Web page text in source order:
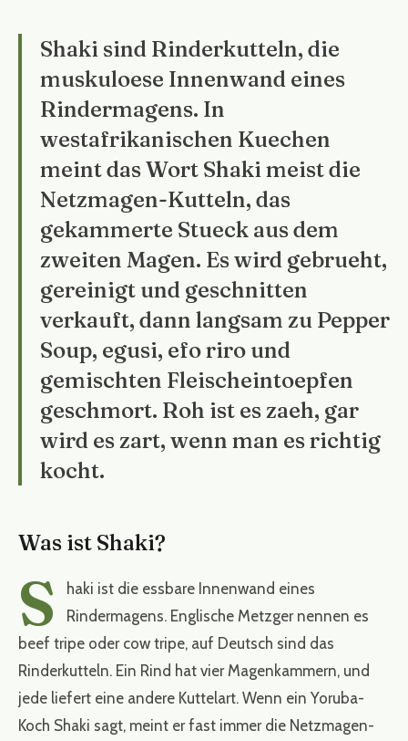
Shaki sind Rinderkutteln, die
muskuloese Innenwand eines
Rindermagens. In
westafrikanischen Kuechen
meint das Wort Shaki meist die
Netzmagen-Kutteln, das
gekammerte Stueck aus dem
zweiten Magen. Es wird gebrueht,
gereinigt und geschnitten
verkauft, dann langsam zu Pepper
Soup, egusi, efo riro und
gemischten Fleischeintoepfen
geschmort. Roh ist es zaeh, gar
wird es zart, wenn man es richtig
kocht.
Was ist Shaki?
S
haki ist die essbare Innenwand eines
Rindermagens. Englische Metzger nennen es
beef tripe oder cow tripe, auf Deutsch sind das
Rinderkutteln. Ein Rind hat vier Magenkammern, und
jede liefert eine andere Kuttelart. Wenn ein Yoruba-
Koch Shaki sagt, meint er fast immer die Netzmagen-